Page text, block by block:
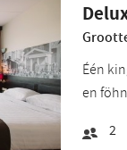
Één
en
2